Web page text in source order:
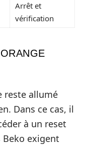
Arrêt et
vérification
reste allumé
Dans ce cas, il
à un reset
Beko exigent